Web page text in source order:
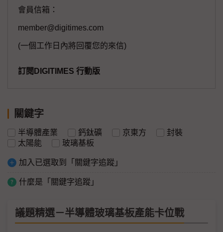
會員信箱：
member@digitimes.com
(一個工作日內將回覆您的來信)
訂閱DIGITIMES 行動版
關鍵字
半導體產業 鈣鈦礦 京東方
封裝
太陽能
玻璃基板
加入已選取到「關鍵字追蹤」
什麼是「關鍵字追蹤」
議題精選－半導體玻璃基板產能卡位戰